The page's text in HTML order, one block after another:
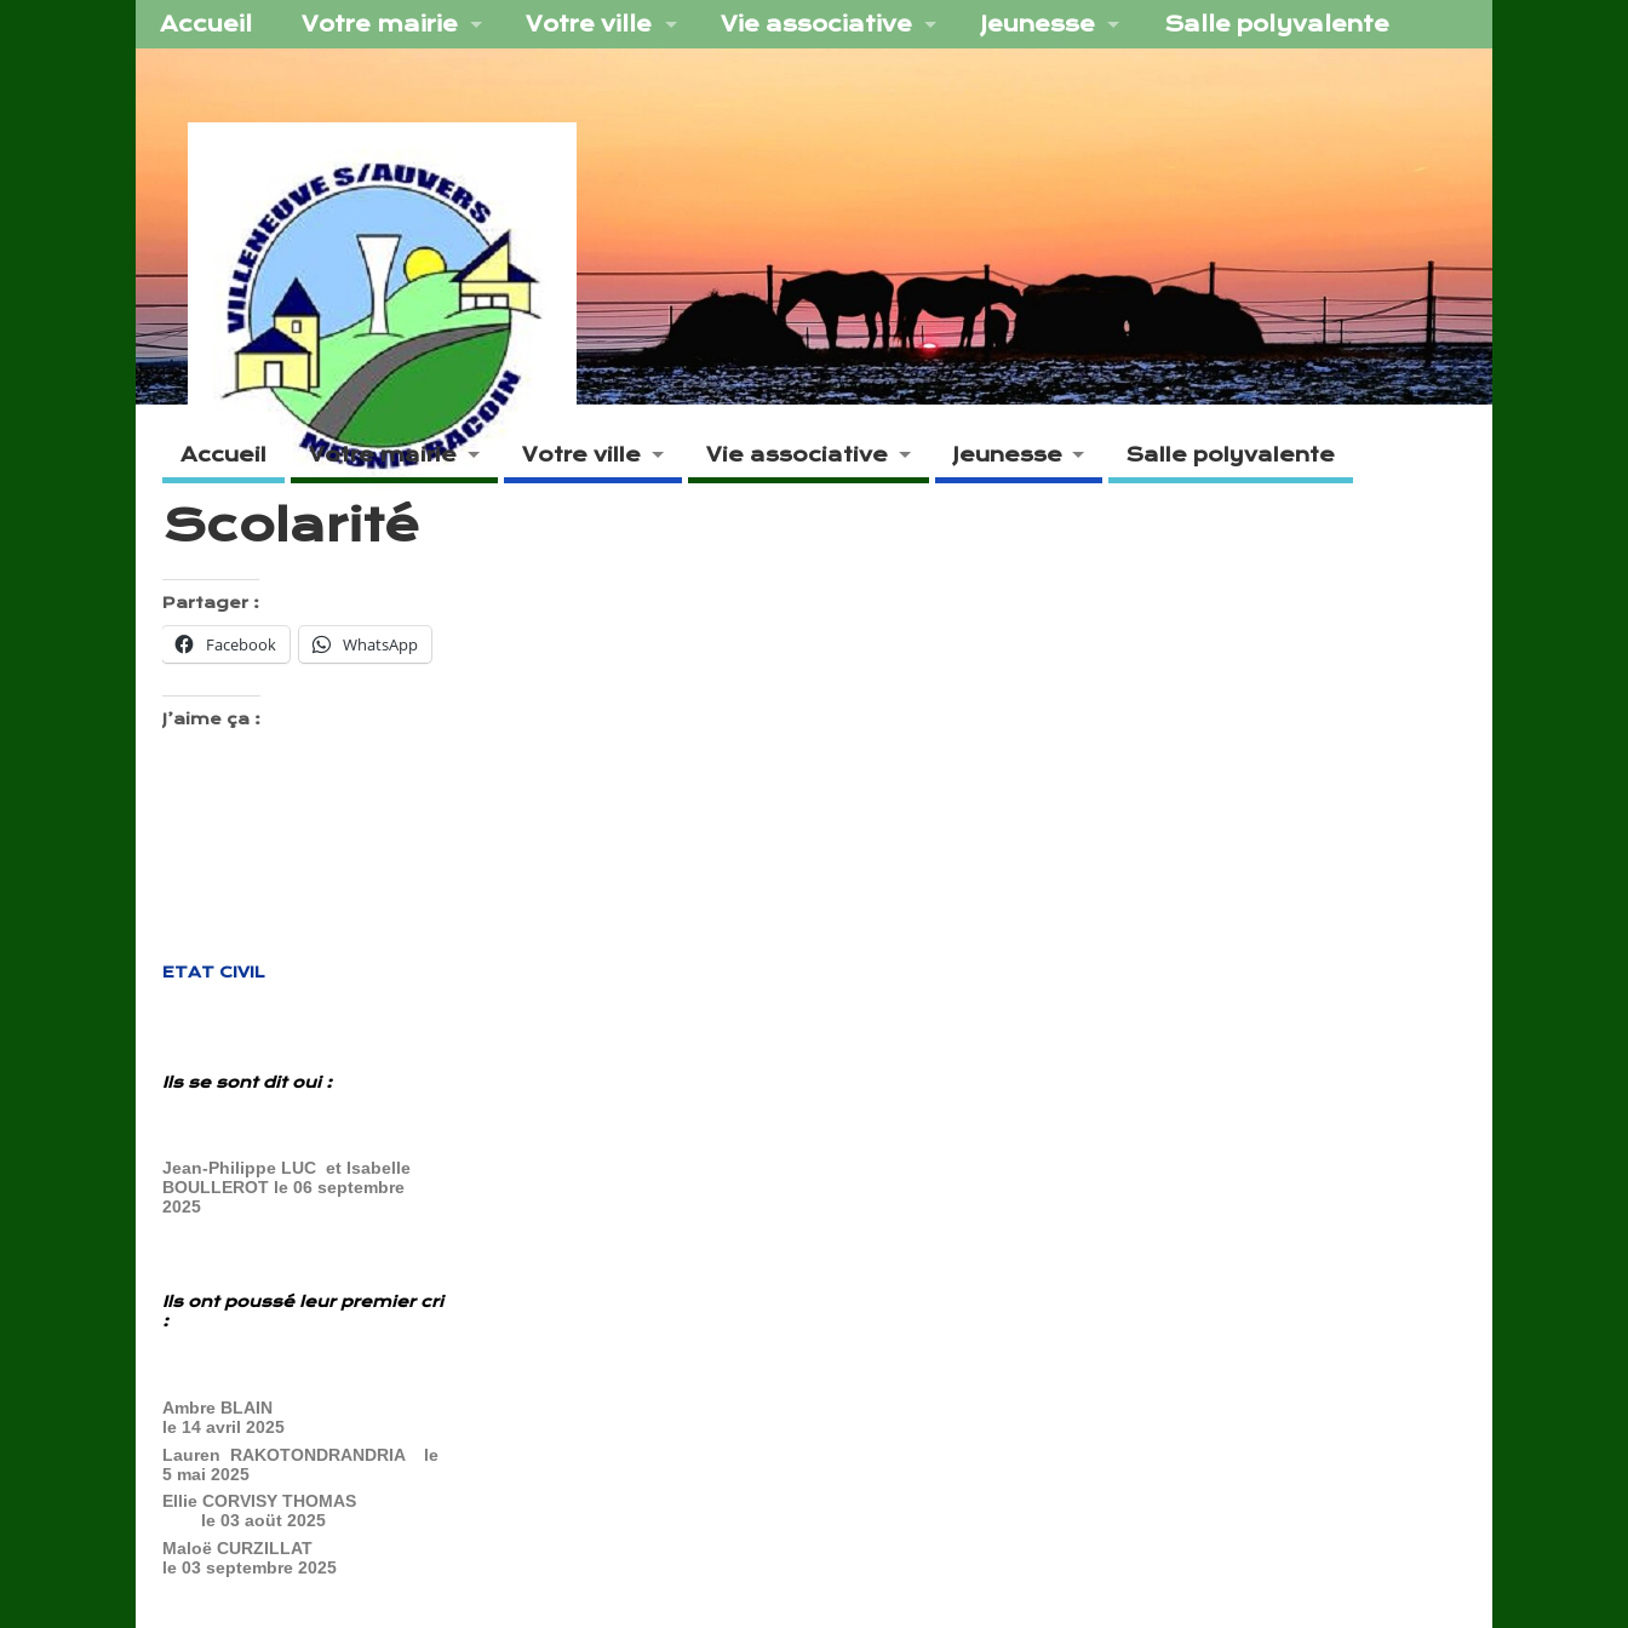
Accueil Votre mairie Votre ville Vie associative Jeunesse Salle polyvalente
Accueil Votre mairie Votre ville Vie associative Jeunesse Salle polyvalente
Scolarité
Partager :
Facebook WhatsApp
J’aime ça :
ETAT CIVIL
Ils se sont dit oui :
Jean-Philippe LUC et Isabelle
BOULLEROT le 06 septembre
2025
Ils ont poussé leur premier cri
:
Ambre BLAIN
le 14 avril 2025
Lauren RAKOTONDRANDRIA le
5 mai 2025
Ellie CORVISY THOMAS
le 03 aoüt 2025
Maloë CURZILLAT
le 03 septembre 2025